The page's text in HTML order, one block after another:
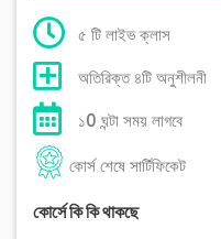
৫ টি লাইভ ক্লাস
অতিরিক্ত ৪টি অনুশীলনী
১0 ঘন্টা সময় লাগবে
কোর্স শেষে সার্টিফিকেট
কোর্সে কি কি থাকছে